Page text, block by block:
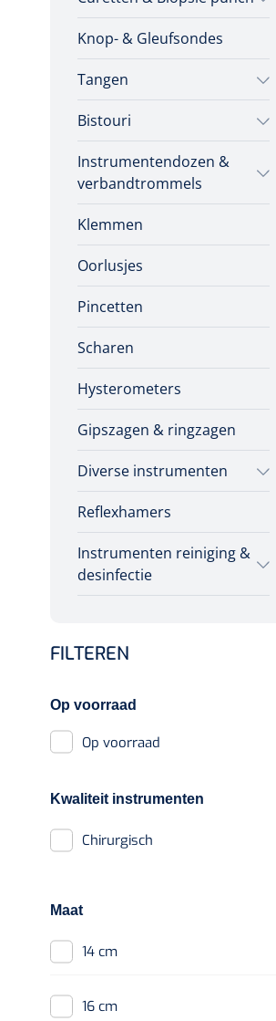
Incontinentiezorg
Injectiemateriaal
Infrastructuur
Monitoring
Wondzorg
Vaginale specula
Herbruikbare curetten
Wegwerp curetten
Biopsie punch
Knop- & Gleufsondes
Tangen
Tampontangen
Uterustangen
Nageltangen
wondhaken
Bistouri
Bistourimesjes
Stitch cutters
Volledige bistouris
Instrumentendozen &
verbandtrommels
Verbandtrommels
Instrumentendozen
Klemmen
Oorlusjes
Pincetten
Scharen
Hysterometers
Gipszagen & ringzagen
Diverse instrumenten
Allerlei
Poliepentang
Stemvorken
Wondspreiders
Reflexhamers
Instrumenten reiniging &
desinfectie
Poupinel
Ultrasoon
FILTEREN
Op voorraad
Op voorraad
Kwaliteit instrumenten
Chirurgisch
Maat
14 cm
16 cm